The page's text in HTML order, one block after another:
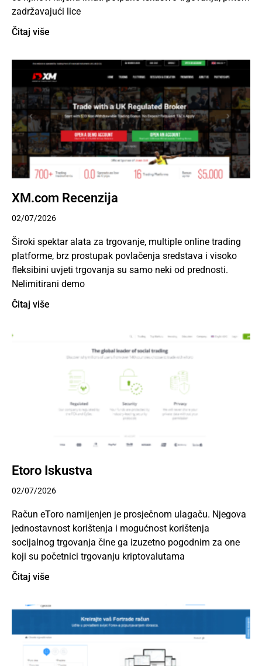
zadržavajući lice
Čitaj više
XM.com Recenzija
02/07/2026
Široki spektar alata za trgovanje, multiple online trading
platforme, brz prostupak povlačenja sredstava i visoko
fleksibini uvjeti trgovanja su samo neki od prednosti.
Nelimitirani demo
Čitaj više
Etoro Iskustva
02/07/2026
Račun eToro namijenjen je prosječnom ulagaču. Njegova
jednostavnost korištenja i mogućnost korištenja
socijalnog trgovanja čine ga izuzetno pogodnim za one
koji su početnici trgovanju kriptovalutama
Čitaj više